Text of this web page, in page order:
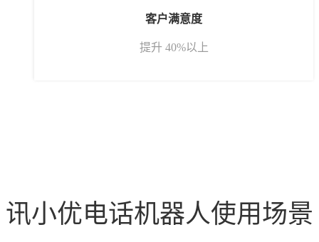
客户满意度
提升 40%以上
讯小优电话机器人使用场景